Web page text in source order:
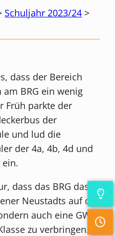
Schuljahr 2023/24 >
dass der Bereich
am BRG ein wenig
Früh parkte der
der
und lud die
der 4a, 4b, 4d und
ein.
dass das BRG das
Neustadts auf der
auch eine GW-
zu verbringen.